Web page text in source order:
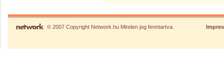
© 2007 Copyright Network.hu Minden jog fenntartva.